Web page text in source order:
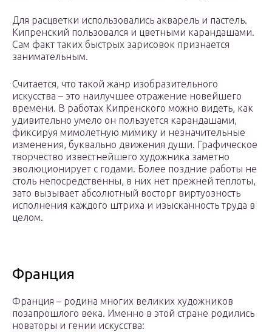
Для расцветки использовались акварель и пастель.
Кипренский пользовался и цветными карандашами.
Сам факт таких быстрых зарисовок признается
занимательным.
Считается, что такой жанр изобразительного
искусства – это наилучшее отражение новейшего
времени. В работах Кипренского можно видеть, как
удивительно умело он пользуется карандашами,
фиксируя мимолетную мимику и незначительные
изменения, буквально движения души. Графическое
творчество известнейшего художника заметно
эволюционирует с годами. Более поздние работы не
столь непосредственны, в них нет прежней теплоты,
зато вызывает абсолютный восторг виртуозность
исполнения каждого штриха и изысканность труда в
целом.
Франция
Франция – родина многих великих художников
позапрошлого века. Именно в этой стране родились
новаторы и гении искусства: